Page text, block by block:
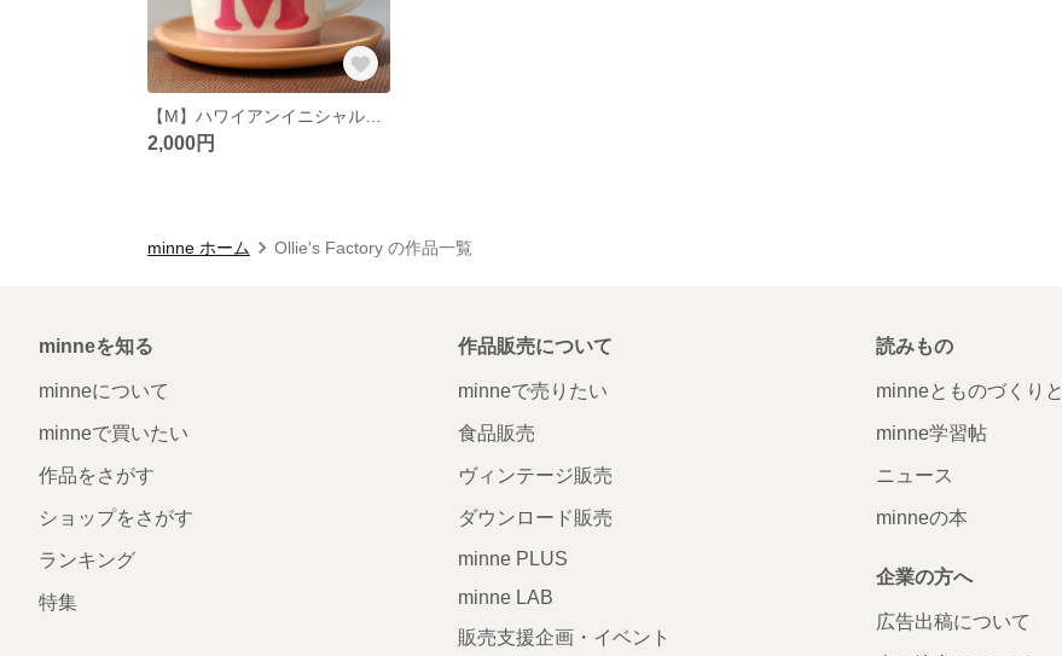
2,000円
minne ホーム Ollie's Factory の作品一覧
minneを知る
minneについて
minneで買いたい
作品をさがす
ショップをさがす
ランキング
特集
作品販売について
minneで売りたい
食品販売
ヴィンテージ販売
ダウンロード販売
minne PLUS
minne LAB
販売支援企画・イベント
読みもの
minneとものづくりと
minne学習帖
ニュース
minneの本
企業の方へ
広告出稿について